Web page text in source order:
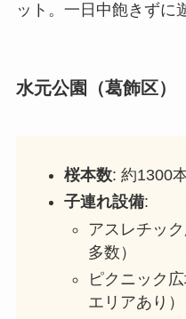
ット。一日中飽きずに
水元公園（葛飾区）
桜本数: 約1300
子連れ設備:
アスレチッ
多数）
ピクニック
エリアあり）